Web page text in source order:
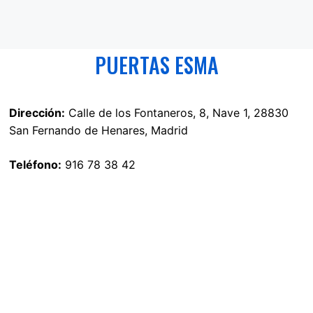
PUERTAS ESMA
Dirección: Calle de los Fontaneros, 8, Nave 1, 28830
San Fernando de Henares, Madrid
Teléfono: 916 78 38 42